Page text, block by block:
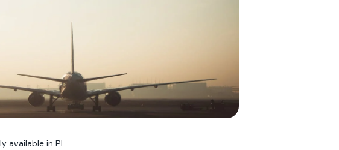
available in Pl